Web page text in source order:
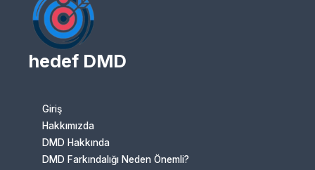
hedef DMD
Giriş
Hakkımızda
DMD Hakkında
DMD Farkındalığı Neden Önemli?